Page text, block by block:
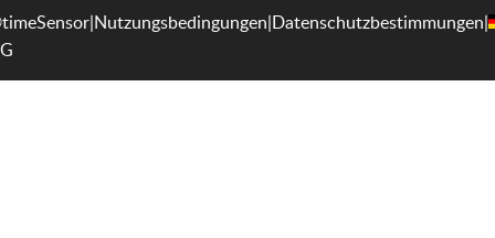
|Nutzungsbedingungen|Datenschutzbestimmungen|